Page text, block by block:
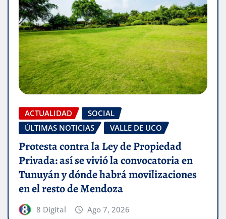
ACTUALIDAD
SOCIAL
ÚLTIMAS NOTICIAS
VALLE DE UCO
Protesta contra la Ley de Propiedad
Privada: así se vivió la convocatoria en
Tunuyán y dónde habrá movilizaciones
en el resto de Mendoza
8 Digital Ago 7, 2026